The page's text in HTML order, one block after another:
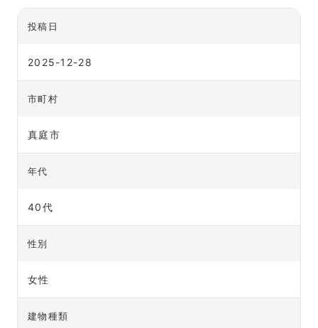
投稿日
2025-12-28
市町村
真庭市
年代
40代
性別
女性
建物種類